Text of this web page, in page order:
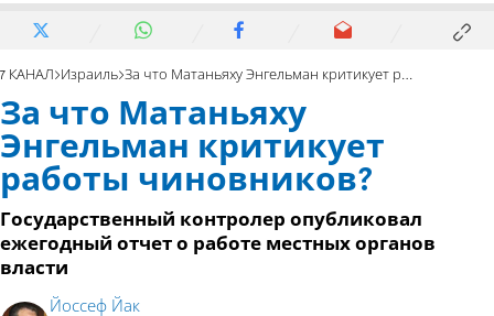
7 КАНАЛ Израиль За что Матаньяху Энгельман критикует работы чиновников?
За что Матаньяху
Энгельман критикует
работы чиновников?
Государственный контролер опубликовал
ежегодный отчет о работе местных органов
власти
Йоссеф Йак